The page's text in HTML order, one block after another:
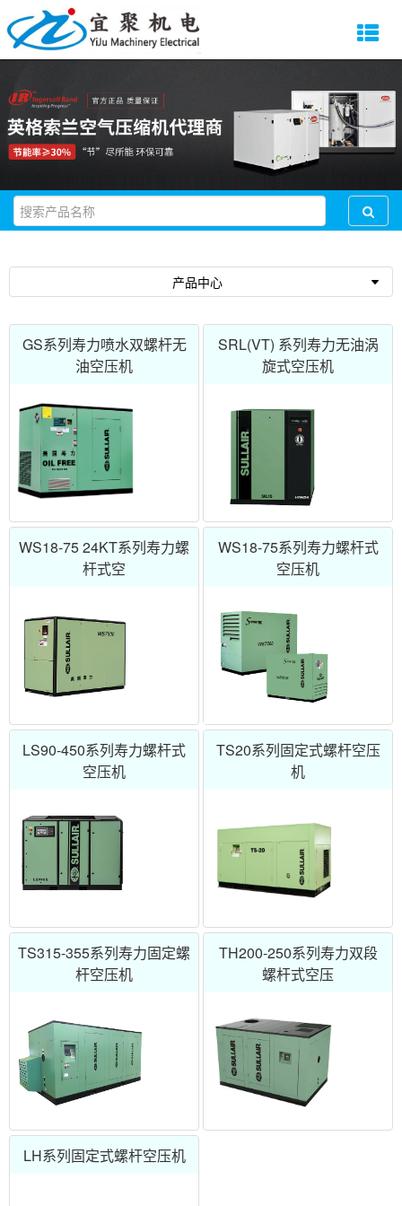
产品中心
GS系列寿力喷水双螺杆无
油空压机
SRL(VT) 系列寿力无油涡
旋式空压机
WS18-75 24KT系列寿力螺
杆式空
WS18-75系列寿力螺杆式
空压机
LS90-450系列寿力螺杆式
空压机
TS20系列固定式螺杆空压
机
TS315-355系列寿力固定螺
杆空压机
TH200-250系列寿力双段
螺杆式空压
LH系列固定式螺杆空压机